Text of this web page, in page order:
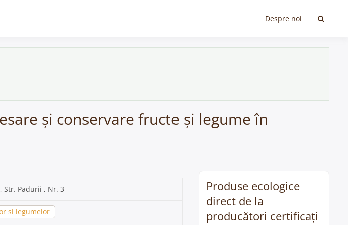
Despre noi
și conservare fructe și legume în
Str. Padurii , Nr. 3
si legumelor
Produse ecologice
direct de la
producători certificați